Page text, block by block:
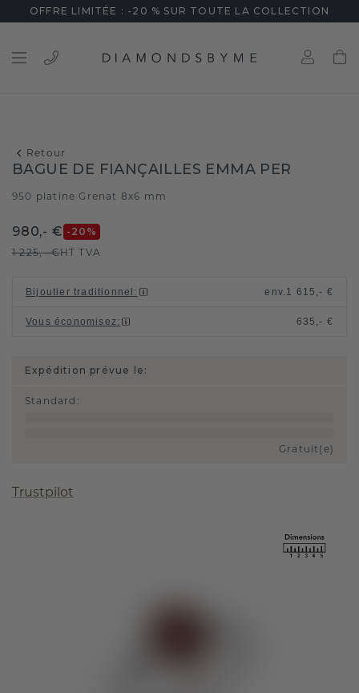
OFFRE LIMITÉE : -20 % SUR TOUTE LA COLLECTION
Retour
BAGUE DE FIANÇAILLES EMMA PER
950 platine /Grenat 8x6 mm
980,- € -20 %
1 225,- €HT TVA
Bijoutier traditionnel : env. 1 615,- €
Vous économisez: 635,- €
Expédition prévue le:
Standard :
Gratuit(e)
Trustpilot